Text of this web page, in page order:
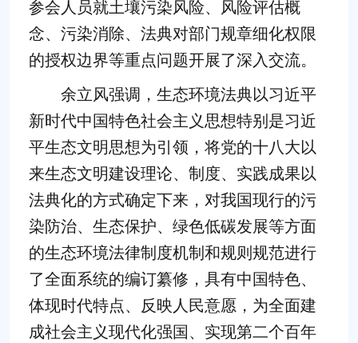
参会人员就土壤污染风险、风险评估概
念、污染消除、法典对部门规章细化权限
的授权边界等重点问题开展了深入交流。
余立风强调，生态环境法典以习近平
新时代中国特色社会主义思想特别是习近
平生态文明思想为引领，将党的十八大以
来生态文明建设理论、制度、实践成果以
法典化的方式确定下来，对我国现行的污
染防治、生态保护、绿色低碳发展等方面
的生态环境法律制度机制和规则规范进行
了全面系统的编订纂修，具有中国特色、
体现时代特点、反映人民意愿，为全面建
成社会主义现代化强国、实现第二个百年